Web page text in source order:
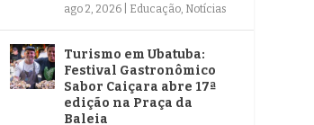
ago 2, 2026 Educação, Notícias
Turismo em Ubatuba:
Festival Gastronômico
Sabor Caiçara abre 17ª
edição na Praça da
Baleia